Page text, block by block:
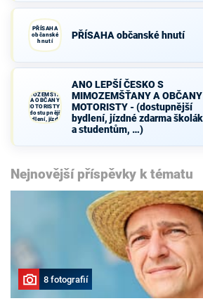
PŘÍSAHA
občanské
hnutí
PŘÍSAHA občanské hnutí
MIMOZEMŠŤANY
A OBČANY
MOTORISTY -
(dostupnější
bydlení, jízdné
zdarma školákům
ANO LEPŠÍ ČESKO S
MIMOZEMŠŤANY A OBČANY
MOTORISTY - (dostupnější
bydlení, jízdné zdarma
a studentům, …)
Nejnovější příspěvky k tématu
8 fotografií